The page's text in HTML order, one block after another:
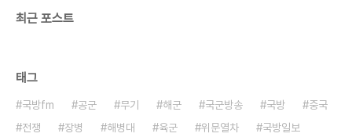
최근 포스트
태그
국방fm 공군 무기 해군 국군방송 국방
중국
전쟁
장병 해병대 육군 위문열차
국방일보